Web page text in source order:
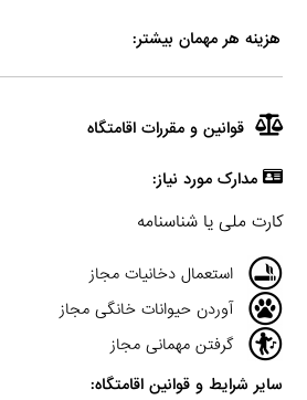
هزینه هر مهمان بیشتر:
قوانین و مقررات اقامتگاه
مدارک مورد نیاز:
کارت ملی یا شناسنامه
استعمال دخانیات مجاز
آوردن حیوانات خانگی مجاز
گرفتن مهمانی مجاز
سایر شرایط و قوانین اقامتگاه: